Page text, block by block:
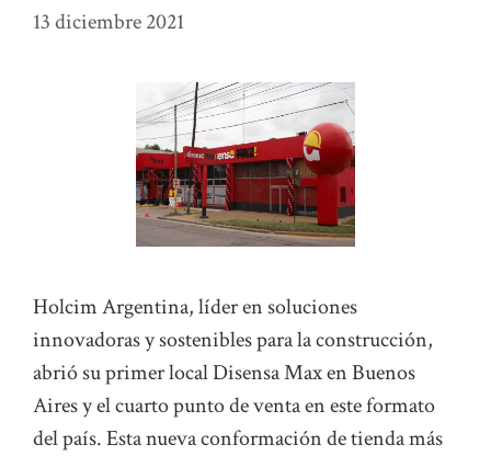
13 diciembre 2021
Holcim Argentina, líder en soluciones
innovadoras y sostenibles para la construcción,
abrió su primer local Disensa Max en Buenos
Aires y el cuarto punto de venta en este formato
del país. Esta nueva conformación de tienda más